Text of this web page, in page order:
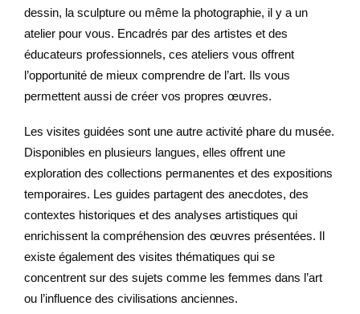
dessin, la sculpture ou même la photographie, il y a un
atelier pour vous. Encadrés par des artistes et des
éducateurs professionnels, ces ateliers vous offrent
l’opportunité de mieux comprendre de l’art. Ils vous
permettent aussi de créer vos propres œuvres.
Les visites guidées sont une autre activité phare du musée.
Disponibles en plusieurs langues, elles offrent une
exploration des collections permanentes et des expositions
temporaires. Les guides partagent des anecdotes, des
contextes historiques et des analyses artistiques qui
enrichissent la compréhension des œuvres présentées. Il
existe également des visites thématiques qui se
concentrent sur des sujets comme les femmes dans l’art
ou l’influence des civilisations anciennes.